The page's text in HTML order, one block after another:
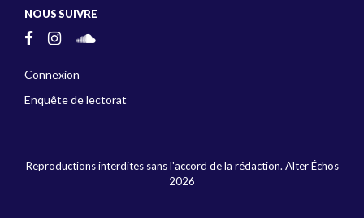
NOUS SUIVRE
Connexion
Enquête de lectorat
Reproductions interdites sans l'accord de la rédaction. Alter Échos
2026